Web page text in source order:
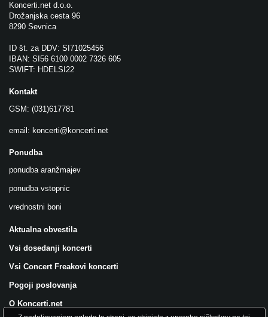
Koncerti.net d.o.o.
Drožanjska cesta 96
8290 Sevnica
ID št. za DDV: SI71025456
IBAN: SI56 6100 0002 7326 605
SWIFT: HDELSI22
Kontakt
GSM: (031)617781
email: koncerti@koncerti.net
Ponudba
ponudba aranžmajev
ponudba vstopnic
vrednostni boni
Aktualna obvestila
Vsi dosedanji koncerti
Vsi Concert Freakovi koncerti
Pogoji poslovanja
O Koncerti.net